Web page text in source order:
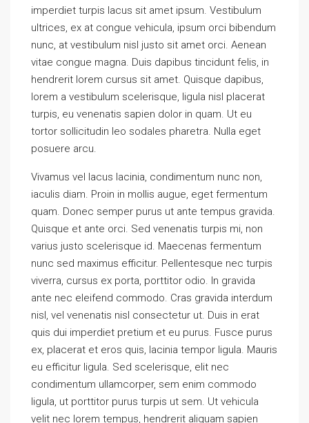
imperdiet turpis lacus sit amet ipsum. Vestibulum
ultrices, ex at congue vehicula, ipsum orci bibendum
nunc, at vestibulum nisl justo sit amet orci. Aenean
vitae congue magna. Duis dapibus tincidunt felis, in
hendrerit lorem cursus sit amet. Quisque dapibus,
lorem a vestibulum scelerisque, ligula nisl placerat
turpis, eu venenatis sapien dolor in quam. Ut eu
tortor sollicitudin leo sodales pharetra. Nulla eget
posuere arcu.
Vivamus vel lacus lacinia, condimentum nunc non,
iaculis diam. Proin in mollis augue, eget fermentum
quam. Donec semper purus ut ante tempus gravida.
Quisque et ante orci. Sed venenatis turpis mi, non
varius justo scelerisque id. Maecenas fermentum
nunc sed maximus efficitur. Pellentesque nec turpis
viverra, cursus ex porta, porttitor odio. In gravida
ante nec eleifend commodo. Cras gravida interdum
nisl, vel venenatis nisl consectetur ut. Duis in erat
quis dui imperdiet pretium et eu purus. Fusce purus
ex, placerat et eros quis, lacinia tempor ligula. Mauris
eu efficitur ligula. Sed scelerisque, elit nec
condimentum ullamcorper, sem enim commodo
ligula, ut porttitor purus turpis ut sem. Ut vehicula
velit nec lorem tempus, hendrerit aliquam sapien